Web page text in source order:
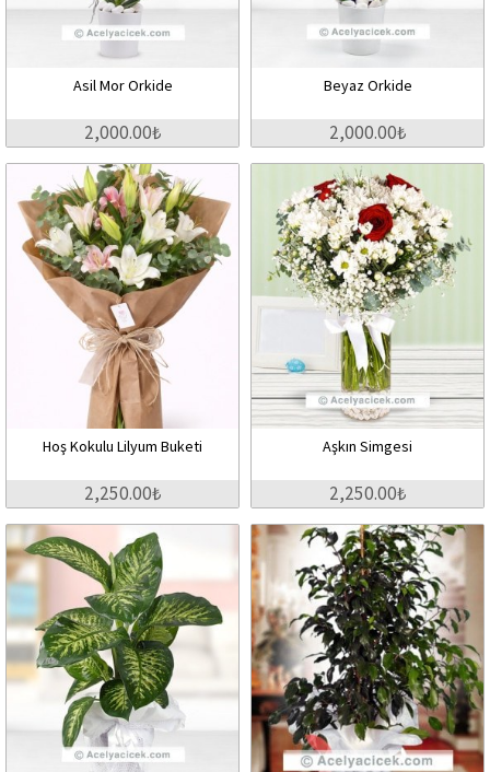
Asil Mor Orkide
2,000.00₺
Beyaz Orkide
2,000.00₺
Hoş Kokulu Lilyum Buketi
2,250.00₺
Aşkın Simgesi
2,250.00₺